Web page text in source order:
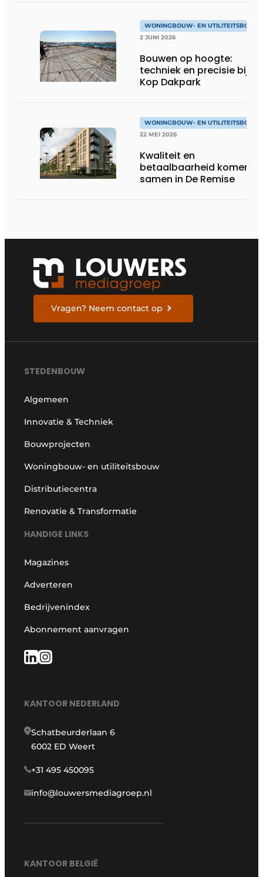
WONINGBOUW- EN UTILITEITSBOUW
2 JUNI 2026
Bouwen op hoogte:
techniek en precisie bij
Kop Dakpark
WONINGBOUW- EN UTILITEITSBOUW
22 MEI 2026
Kwaliteit en
betaalbaarheid komen
samen in De Remise
Vragen? Neem contact op
STEDENBOUW
Algemeen
Innovatie & Techniek
Bouwprojecten
Woningbouw- en utiliteitsbouw
Distributiecentra
Renovatie & Transformatie
HANDIGE LINKS
Magazines
Adverteren
Bedrijvenindex
Abonnement aanvragen
KANTOOR NEDERLAND
Schatbeurderlaan 6
6002 ED Weert
+31 495 450095
info@louwersmediagroep.nl
KANTOOR BELGIË